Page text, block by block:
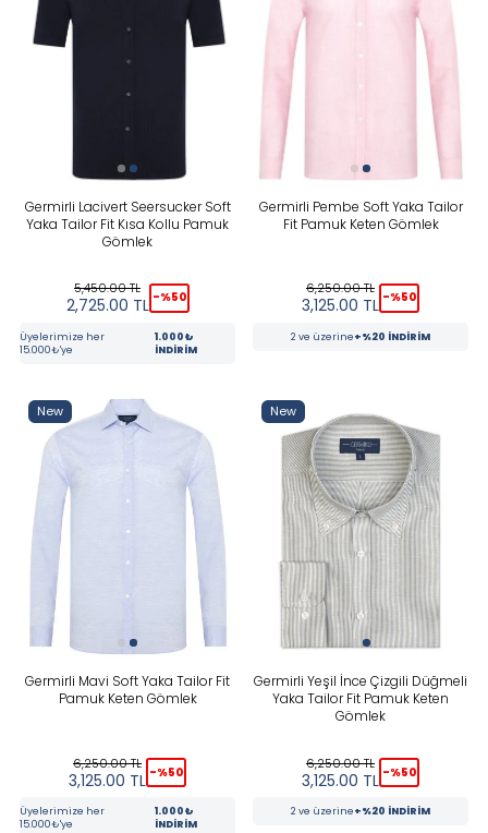
Germirli Lacivert Seersucker Soft
Yaka Tailor Fit Kısa Kollu Pamuk
Gömlek
5,450.00TL
2,725.00 TL -%50
Üyelerimize her
15.000₺'ye
1.000₺
İNDİRİM
Germirli Pembe Soft Yaka Tailor
Fit Pamuk Keten Gömlek
6,250.00TL
3,125.00 TL -%50
2 ve üzerine+%20 İNDİRİM
New
Germirli Mavi Soft Yaka Tailor Fit
Pamuk Keten Gömlek
6,250.00TL
3,125.00 TL -%50
Üyelerimize her
15.000₺'ye
1.000₺
İNDİRİM
New
Germirli Yeşil İnce Çizgili Düğmeli
Yaka Tailor Fit Pamuk Keten
Gömlek
6,250.00TL
3,125.00 TL -%50
2 ve üzerine+%20 İNDİRİM